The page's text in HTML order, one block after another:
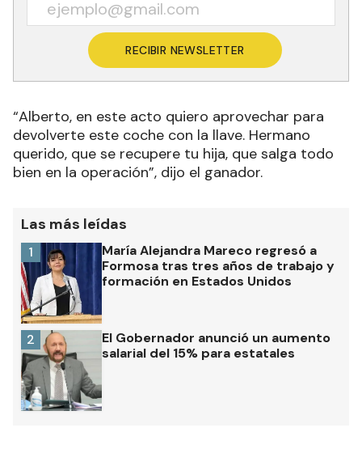
RECIBIR NEWSLETTER
“Alberto, en este acto quiero aprovechar para
devolverte este coche con la llave. Hermano
querido, que se recupere tu hija, que salga todo
bien en la operación”, dijo el ganador.
Las más leídas
María Alejandra Mareco regresó a
Formosa tras tres años de trabajo y
formación en Estados Unidos
1
El Gobernador anunció un aumento
salarial del 15% para estatales
2